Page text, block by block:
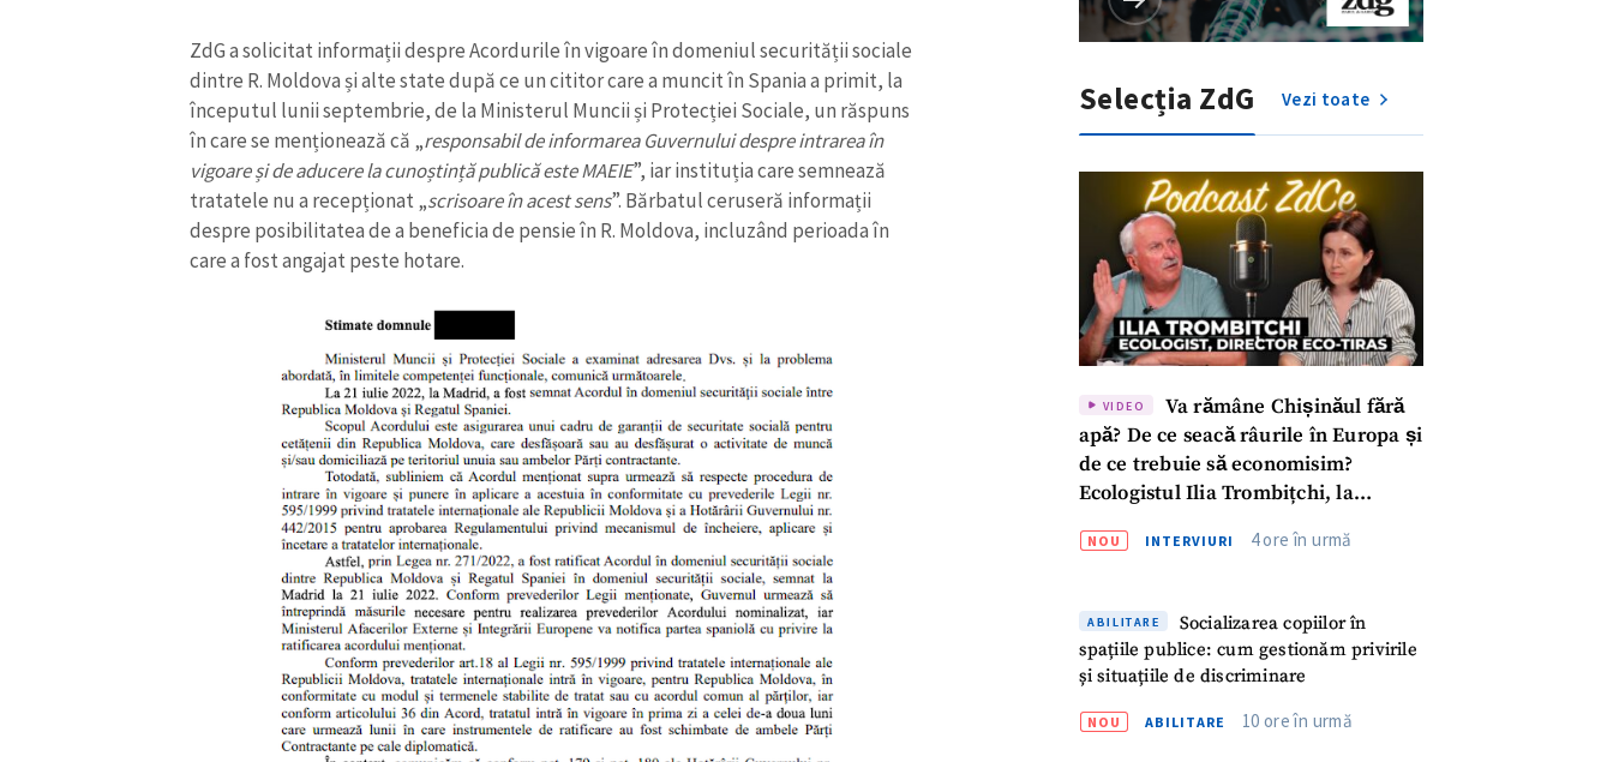
ZdG a solicitat informații despre Acordurile în vigoare în domeniul securității sociale
dintre R. Moldova și alte state după ce un cititor care a muncit în Spania a primit, la
începutul lunii septembrie, de la Ministerul Muncii și Protecției Sociale, un răspuns
în care se menționează că „responsabil de informarea Guvernului despre intrarea în
vigoare și de aducere la cunoștință publică este MAEIE”, iar instituția care semnează
tratatele nu a recepționat „scrisoare în acest sens”. Bărbatul ceruseră informații
despre posibilitatea de a beneficia de pensie în R. Moldova, incluzând perioada în
care a fost angajat peste hotare.
Selecția ZdG Vezi toate
VIDEO
Va rămâne Chișinăul fără
apă? De ce seacă râurile în Europa și
de ce trebuie să economisim?
Ecologistul Ilia Trombițchi, la
NOU INTERVIURI 4 ore în urmă
ABILITARE
Socializarea copiilor în
spațiile publice: cum gestionăm privirile
și situațiile de discriminare
NOU ABILITARE 10 ore în urmă
ȘTIREA MEA
Titlu știre + Adaugă titlu
Fotografie + Încarcă imagine
Link media + Link media
Mesajul știrei + Mesajul știrei
+ Numele meu
+ Emailul meu
+ Telefon personal
Am citit și sunt de acord cupolitica de